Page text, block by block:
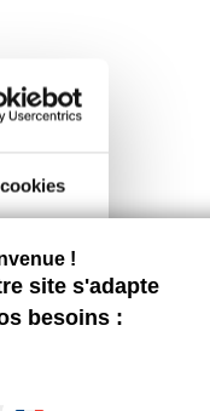
que de
de
in situ